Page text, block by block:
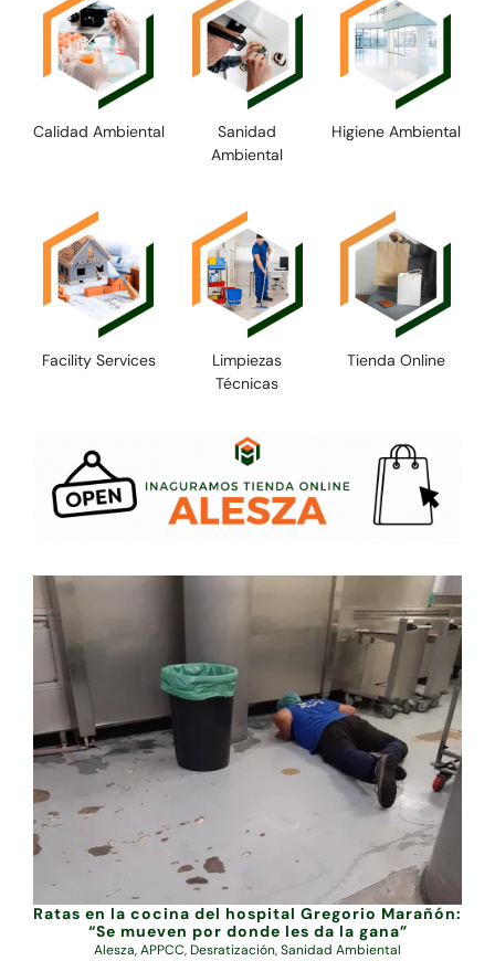
Sanidad
Ambiental
Calidad Ambiental Higiene Ambiental
Facility Services
Limpiezas
Técnicas
Tienda Online
Ratas en la cocina del hospital Gregorio Marañón:
“Se mueven por donde les da la gana”
Alesza,APPCC,Desratización,Sanidad Ambiental